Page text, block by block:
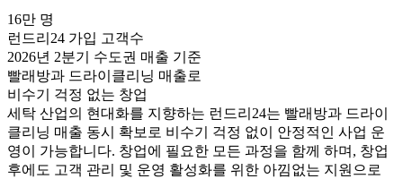
16만 명
런드리24 가입 고객수
2026년 2분기 수도권 매출 기준
빨래방과 드라이클리닝 매출로
비수기 걱정 없는 창업
세탁 산업의 현대화를 지향하는 런드리24는 빨래방과 드라이
클리닝 매출 동시 확보로 비수기 걱정 없이 안정적인 사업 운
영이 가능합니다. 창업에 필요한 모든 과정을 함께 하며, 창업
후에도 고객 관리 및 운영 활성화를 위한 아낌없는 지원으로